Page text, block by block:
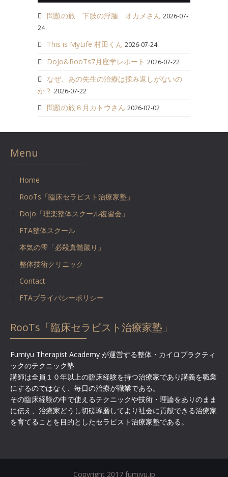
問題の旅 下肢の浮腫 オカメさん 2026-07-
24
This is MyLife 村田くん 2026-07-24
DoJo&RooTs7月座学レポート 2026-07-22
なぜ、あの先生の治療は揉み返しがないの
か？ 2026-07-22
問題の旅６月カトウさん 2026-07-02
Menu
Home
RooTs「臨床セラピスト治療家塾」
Dojo「理楽整体スクール復習会」
FTA整体スクール
本気の雫「必殺真髄蹴り」
整体技術クリニック
Contact
FTAプライバシーポリシー
RooTs「臨床セラピスト治療家塾」
Fumiyu Therapist Academy が運営する整体・カイロプラクティ
ックのテクニック塾
講師は全員１０年以上の臨床経験を持つ治療家であり講義を職業
にするのではなく、毎日の治療が職業である。
その臨床経験の中で使えるテクニックや技術・理論をありのまま
に伝え、治療家どうし切磋琢磨してより社会に貢献できる治療家
を育てることを目的としたセラピスト治療家塾である。
Copyright 2017 fumiyu.jp